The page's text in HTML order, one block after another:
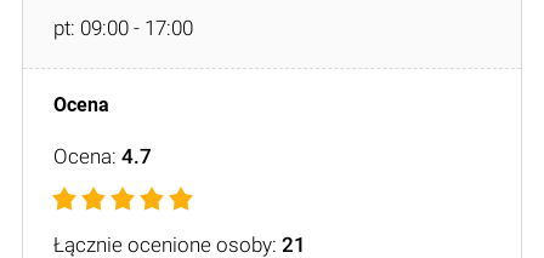
pt: 09:00 - 17:00
Ocena: 4.7
Łącznie ocenione osoby: 21